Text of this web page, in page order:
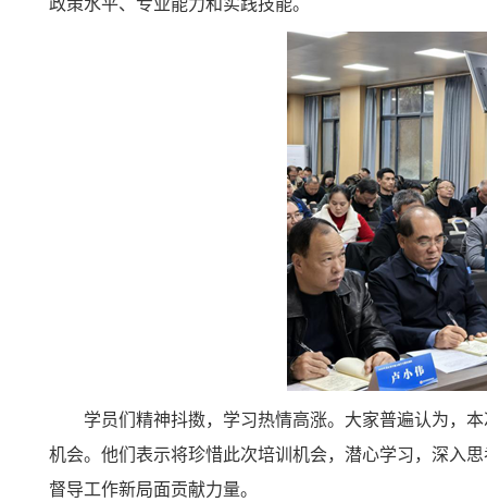
学员们精神抖擞，学习热情高涨。大家普遍认为，
机会。他们表示将珍惜此次培训机会，潜心学习，深入
督导工作新局面贡献力量。